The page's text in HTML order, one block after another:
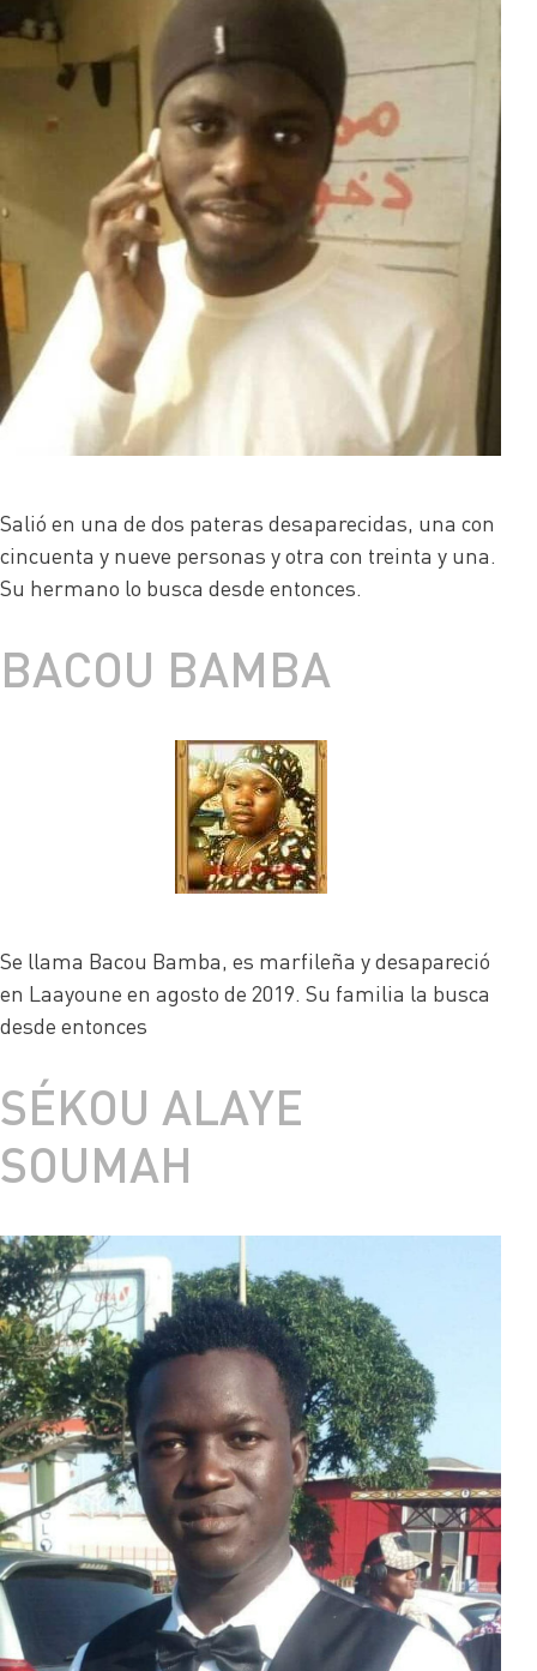
Salió en una de dos pateras desaparecidas, una con
cincuenta y nueve personas y otra con treinta y una.
Su hermano lo busca desde entonces.
BACOU BAMBA
Se llama Bacou Bamba, es marfileña y desapareció
en Laayoune en agosto de 2019. Su familia la busca
desde entonces
SÉKOU ALAYE
SOUMAH